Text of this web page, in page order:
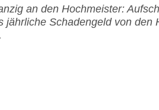
an den Hochmeister:
jährliche Schadengeld von den